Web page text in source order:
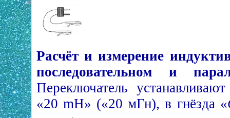
Расчёт и измерение
последовательном и
Переключатель
«20 mН» («20 мГн), в гнёзда «